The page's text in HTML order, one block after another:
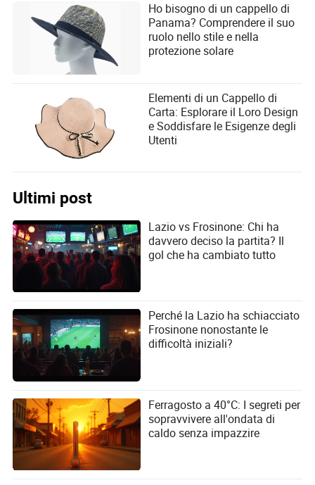
Ho bisogno di un cappello di
Panama? Comprendere il suo
ruolo nello stile e nella
protezione solare
Elementi di un Cappello di
Carta: Esplorare il Loro Design
e Soddisfare le Esigenze degli
Utenti
Ultimi post
Lazio vs Frosinone: Chi ha
davvero deciso la partita? Il
gol che ha cambiato tutto
Perché la Lazio ha schiacciato
Frosinone nonostante le
difficoltà iniziali?
Ferragosto a 40°C: I segreti per
sopravvivere all'ondata di
caldo senza impazzire